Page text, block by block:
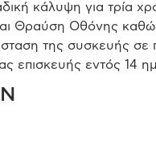
κάλυψη για τρία
Θραύση Οθόνης
της συσκευής σε
επισκευής εντός 14